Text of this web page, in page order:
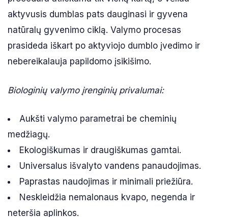
aktyvusis dumblas pats dauginasi ir gyvena
natūralų gyvenimo ciklą. Valymo procesas
prasideda iškart po aktyviojo dumblo įvedimo ir
nebereikalauja papildomo įsikišimo.
Biologinių valymo įrenginių privalumai:
Aukšti valymo parametrai be cheminių
medžiagų.
Ekologiškumas ir draugiškumas gamtai.
Universalus išvalyto vandens panaudojimas.
Paprastas naudojimas ir minimali priežiūra.
Neskleidžia nemalonaus kvapo, negenda ir
neteršia aplinkos.